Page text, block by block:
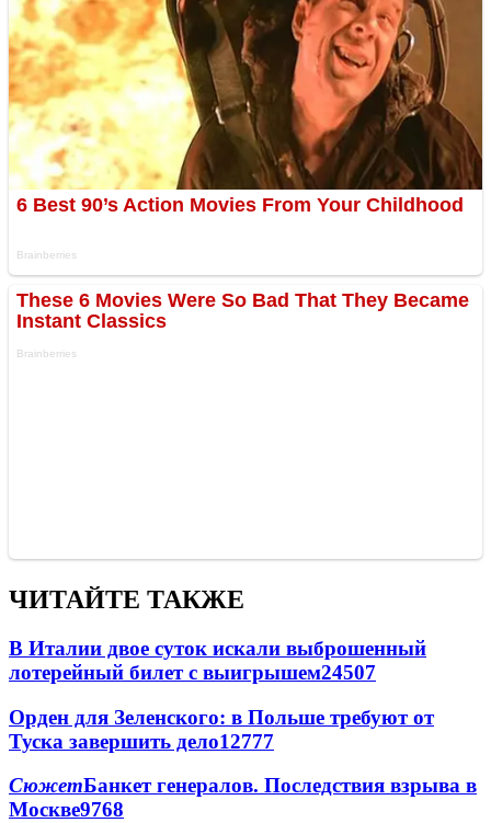
ЧИТАЙТЕ ТАКЖЕ
В Италии двое суток искали выброшенный
лотерейный билет с выигрышем24507
Орден для Зеленского: в Польше требуют от
Туска завершить дело12777
СюжетБанкет генералов. Последствия взрыва в
Москве9768